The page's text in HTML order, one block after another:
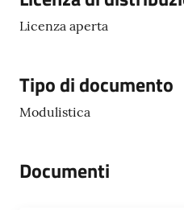
o
r
o
O
n
n
Licenza aperta
Tipo di documento
Modulistica
Documenti